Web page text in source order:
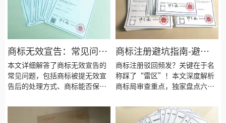
商标无效宣告：常见问题
与解析
本文详细解答了商标无效宣告的
常见问题，包括商标被提无效宣
告后的处理方式、商标能否保
会的后果等。通过对这些问题的
深入分析，帮助商标权利人更好
商标注册避坑指南-避
开"高频词"、“禁用
词”，成功率提升80%！
附实战应对策略
商标注册驳回频发？关键在于名
称踩了“雷区”！本文深度解析
商标局审查重点，独家盘点六大
词”，涵盖行业特征词、通用描
述词、简单数字组合、模仿大牌